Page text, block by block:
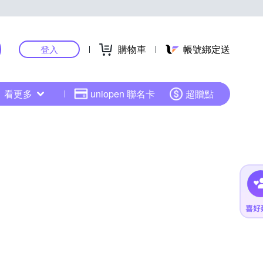
登入 購物車 帳號綁定送
看更多 uniopen 聯名卡 超贈點